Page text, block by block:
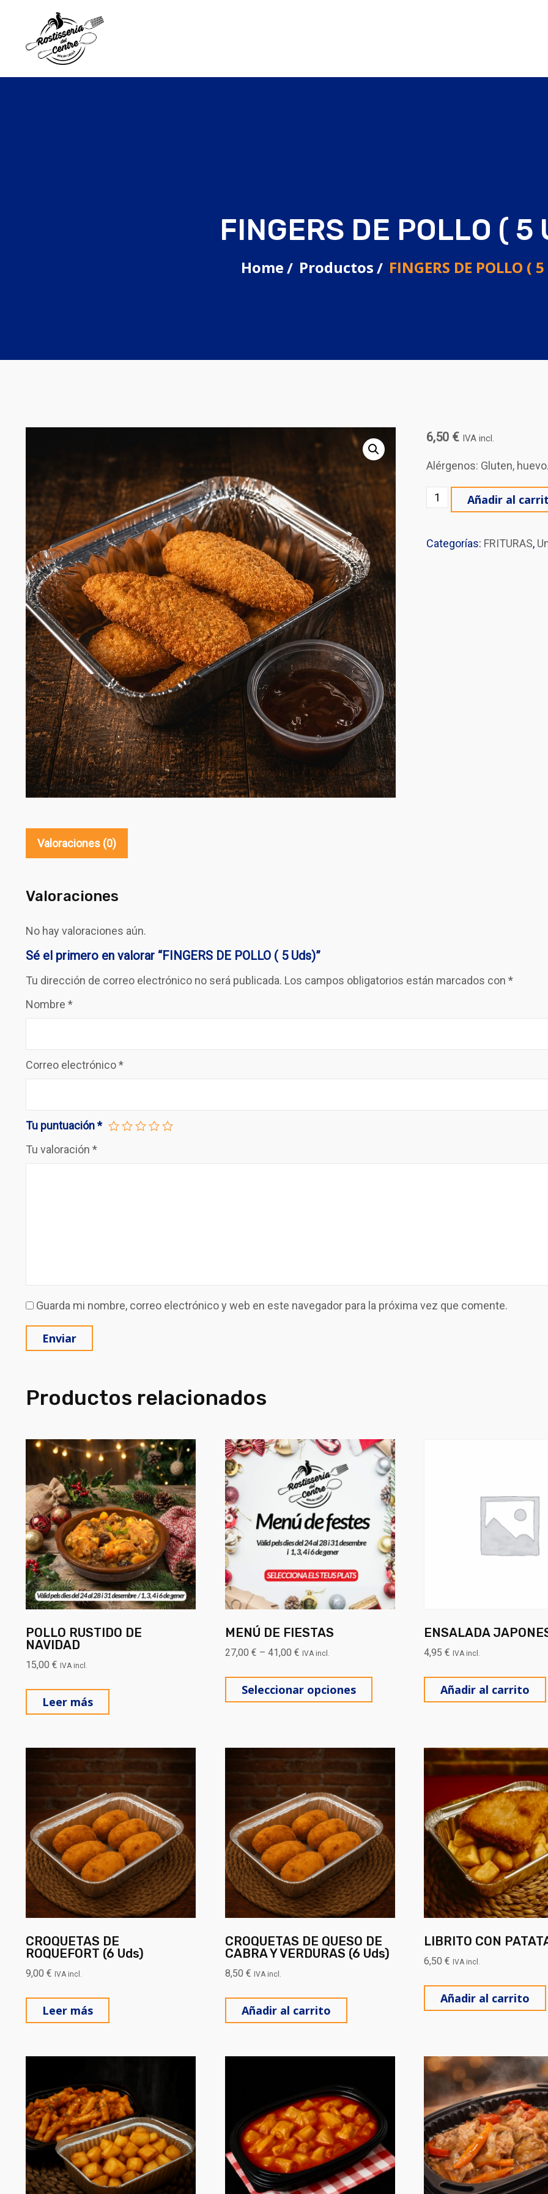
FINGERS DE POLLO ( 5
Home Productos FINGERS DE POLLO (
6,50 € IVA incl.
Alérgenos: Gluten, huevo.
FINGERS DE POLLO ( 5
Añadir al
Categorías: FRITURAS,
Valoraciones (0)
Valoraciones
No hay valoraciones aún.
Sé el primero en valorar “FINGERS DE POLLO ( 5 Uds)”
Tu dirección de correo electrónico no será publicada. Los campos obligatorios están marcados con *
Nombre *
Correo electrónico*
Tu puntuación*
Tu valoración *
Guarda mi nombre, correo electrónico y web en este navegador para la próxima vez que comente.
Productos relacionados
POLLO RUSTIDO DE
NAVIDAD
15,00 € IVA incl.
Leer más
MENÚ DE FIESTAS
27,00 € – 41,00 € IVA incl.
Seleccionar opciones
Este producto tiene múltiples
ENSALADA
4,95€ IVA incl.
Añadir al carrito
CROQUETAS DE
ROQUEFORT (6 Uds)
9,00 € IVA incl.
Leer más
CROQUETAS DE QUESO DE
CABRA Y VERDURAS (6 Uds)
8,50 € IVA incl.
Añadir al carrito
LIBRITO CON
6,50€ IVA incl.
Añadir al carrito